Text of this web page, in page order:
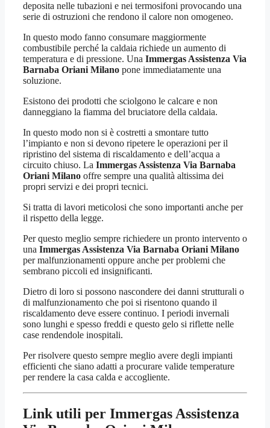
deposita nelle tubazioni e nei termosifoni provocando una
serie di ostruzioni che rendono il calore non omogeneo.
In questo modo fanno consumare maggiormente
combustibile perché la caldaia richiede un aumento di
temperatura e di pressione. Una Immergas Assistenza Via
Barnaba Oriani Milano pone immediatamente una
soluzione.
Esistono dei prodotti che sciolgono le calcare e non
danneggiano la fiamma del bruciatore della caldaia.
In questo modo non si è costretti a smontare tutto
l’impianto e non si devono ripetere le operazioni per il
ripristino del sistema di riscaldamento e dell’acqua a
circuito chiuso. La Immergas Assistenza Via Barnaba
Oriani Milano offre sempre una qualità altissima dei
propri servizi e dei propri tecnici.
Si tratta di lavori meticolosi che sono importanti anche per
il rispetto della legge.
Per questo meglio sempre richiedere un pronto intervento o
una Immergas Assistenza Via Barnaba Oriani Milano
per malfunzionamenti oppure anche per problemi che
sembrano piccoli ed insignificanti.
Dietro di loro si possono nascondere dei danni strutturali o
di malfunzionamento che poi si risentono quando il
riscaldamento deve essere continuo. I periodi invernali
sono lunghi e spesso freddi e questo gelo si riflette nelle
case rendendole inospitali.
Per risolvere questo sempre meglio avere degli impianti
efficienti che siano adatti a procurare valide temperature
per rendere la casa calda e accogliente.
Link utili per Immergas Assistenza